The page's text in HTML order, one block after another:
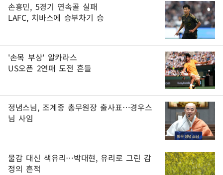
손흥민, 5경기 연속골 실패
LAFC, 치바스에 승부차기 승
'손목 부상' 알카라스
US오픈 2연패 도전 흔들
정념스님, 조계종 총무원장 출사표…경우스
님 사임
물감 대신 색유리…박대현, 유리로 그린 감
정의 흔적